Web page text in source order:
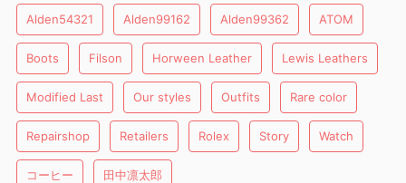
Alden54321 Alden99162 Alden99362 ATOM
Boots Filson Horween Leather Lewis Leathers
Modified Last Our styles Outfits Rare color
Repairshop Retailers Rolex Story Watch
コーヒー 田中凛太郎